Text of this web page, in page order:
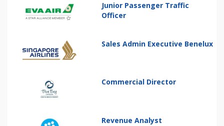
Junior Passenger Traffic
Officer
Sales Admin Executive Benelux
Commercial Director
Revenue Analyst